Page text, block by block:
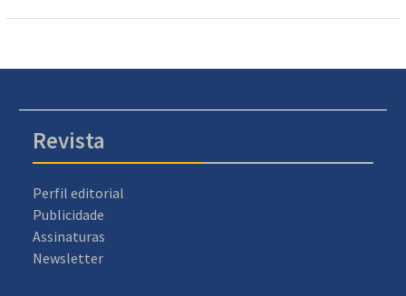
Revista
Perfil editorial
Publicidade
Assinaturas
Newsletter